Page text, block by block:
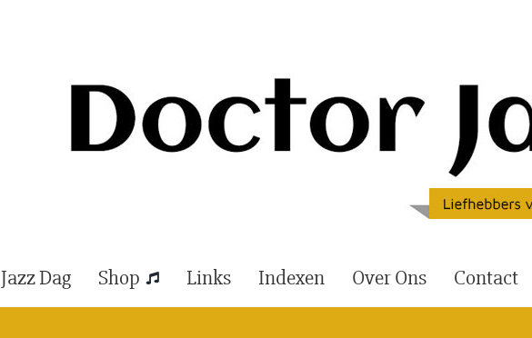
Dag Shop Links Indexen Over Ons Contact